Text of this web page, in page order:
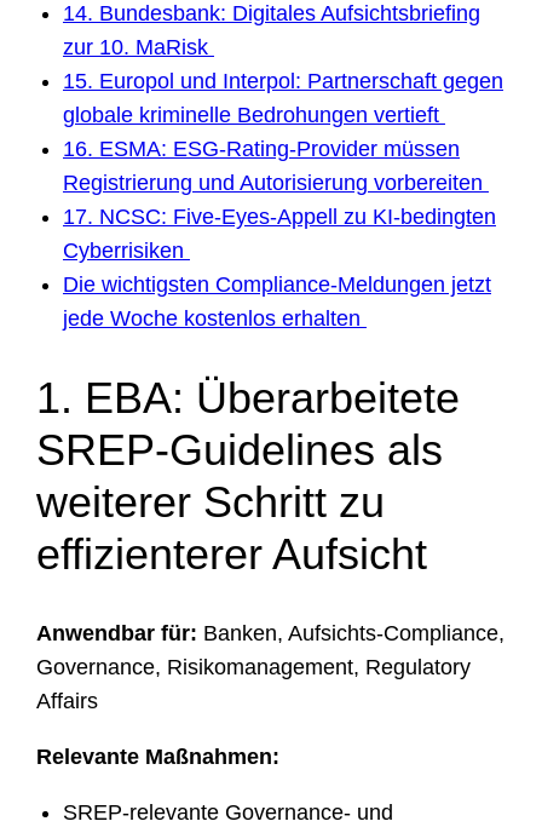
14. Bundesbank: Digitales Aufsichtsbriefing
zur 10. MaRisk
15. Europol und Interpol: Partnerschaft gegen
globale kriminelle Bedrohungen vertieft
16. ESMA: ESG-Rating-Provider müssen
Registrierung und Autorisierung vorbereiten
17. NCSC: Five-Eyes-Appell zu KI-bedingten
Cyberrisiken
Die wichtigsten Compliance-Meldungen jetzt
jede Woche kostenlos erhalten
1. EBA: Überarbeitete
SREP-Guidelines als
weiterer Schritt zu
effizienterer Aufsicht
Anwendbar für: Banken, Aufsichts-Compliance,
Governance, Risikomanagement, Regulatory
Affairs
Relevante Maßnahmen:
SREP-relevante Governance- und